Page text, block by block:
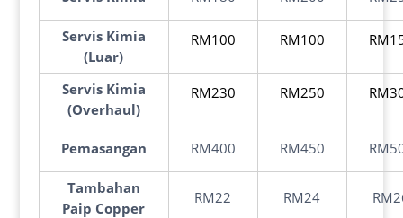
Servis Kimia
(Luar)
RM100 RM100
Servis Kimia
(Overhaul)
RM230 RM250
Pemasangan RM400 RM450
Tambahan
Paip Copper
RM22 RM24